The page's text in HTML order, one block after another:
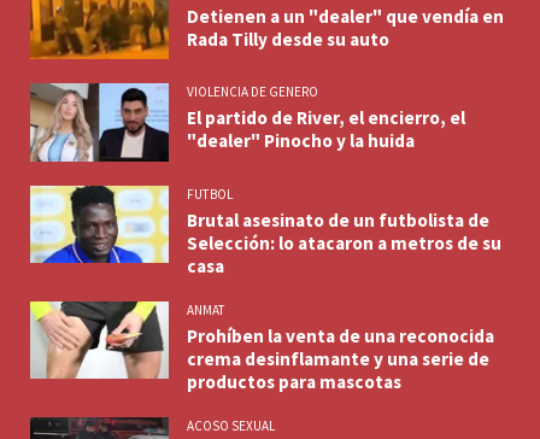
Detienen a un "dealer" que vendía en
Rada Tilly desde su auto
VIOLENCIA DE GENERO
El partido de River, el encierro, el
"dealer" Pinocho y la huida
FUTBOL
Brutal asesinato de un futbolista de
Selección: lo atacaron a metros de su
casa
ANMAT
Prohíben la venta de una reconocida
crema desinflamante y una serie de
productos para mascotas
ACOSO SEXUAL